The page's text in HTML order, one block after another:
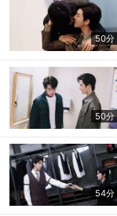
視聴年齢制限
パスコード設定
メルマガ
50分
50分
54分